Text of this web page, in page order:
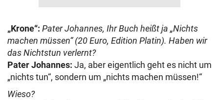
„Krone“: Pater Johannes, Ihr Buch heißt ja „Nichts
machen müssen“ (20 Euro, Edition Platin). Haben wir
das Nichtstun verlernt?
Pater Johannes: Ja, aber eigentlich geht es nicht um
„nichts tun“, sondern um „nichts machen müssen!“
Wieso?